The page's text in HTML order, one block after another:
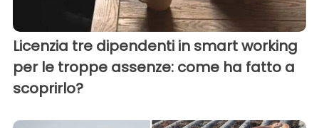
Licenzia tre dipendenti in smart working
per le troppe assenze: come ha fatto a
scoprirlo?